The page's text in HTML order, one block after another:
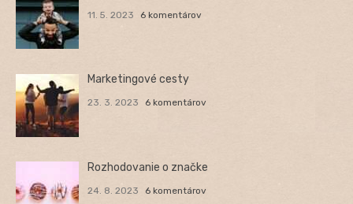
11. 5. 2023 6 komentárov
Marketingové cesty
23. 3. 2023 6 komentárov
Rozhodovanie o značke
24. 8. 2023 6 komentárov